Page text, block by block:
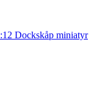
Dockskåp miniatyr